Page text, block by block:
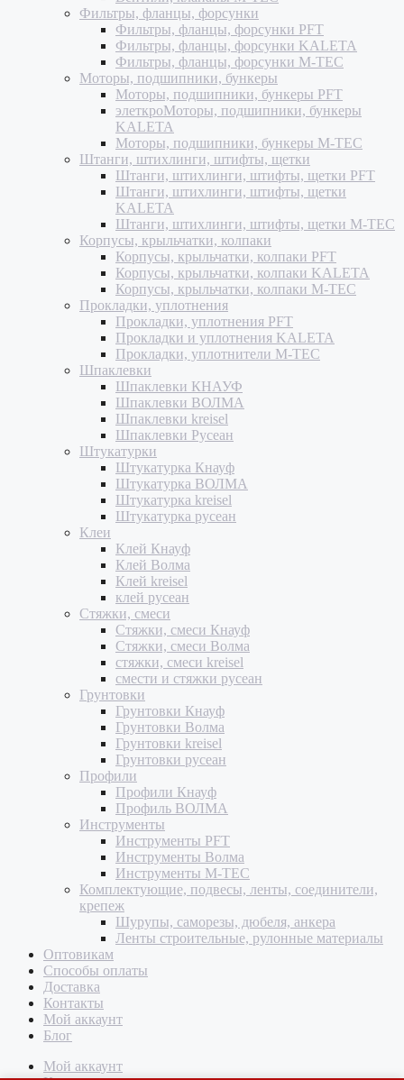
Фильтры, фланцы, форсунки
Фильтры, фланцы, форсунки PFT
Фильтры, фланцы, форсунки KALETA
Фильтры, фланцы, форсунки M-TEC
Моторы, подшипники, бункеры
Моторы, подшипники, бункеры PFT
элеткроМоторы, подшипники, бункеры
KALETA
Моторы, подшипники, бункеры M-TEC
Штанги, штихлинги, штифты, щетки
Штанги, штихлинги, штифты, щетки PFT
Штанги, штихлинги, штифты, щетки
KALETA
Штанги, штихлинги, штифты, щетки M-TEC
Корпусы, крыльчатки, колпаки
Корпусы, крыльчатки, колпаки PFT
Корпусы, крыльчатки, колпаки KALETA
Корпусы, крыльчатки, колпаки M-TEC
Прокладки, уплотнения
Прокладки, уплотнения PFT
Прокладки и уплотнения KALETA
Прокладки, уплотнители M-TEC
Шпаклевки
Шпаклевки КНАУФ
Шпаклевки ВОЛМА
Шпаклевки kreisel
Шпаклевки Русеан
Штукатурки
Штукатурка Кнауф
Штукатурка ВОЛМА
Штукатурка kreisel
Штукатурка русеан
Клеи
Клей Кнауф
Клей Волма
Клей kreisel
клей русеан
Стяжки, смеси
Стяжки, смеси Кнауф
Стяжки, смеси Волма
стяжки, смеси kreisel
смести и стяжки русеан
Грунтовки
Грунтовки Кнауф
Грунтовки Волма
Грунтовки kreisel
Грунтовки русеан
Профили
Профили Кнауф
Профиль ВОЛМА
Инструменты
Инструменты PFT
Инструменты Волма
Инструменты M-TEC
Комплектующие, подвесы, ленты, соединители,
крепеж
Шурупы, саморезы, дюбеля, анкера
Ленты строительные, рулонные материалы
Оптовикам
Способы оплаты
Доставка
Контакты
Мой аккаунт
Блог
Мой аккаунт